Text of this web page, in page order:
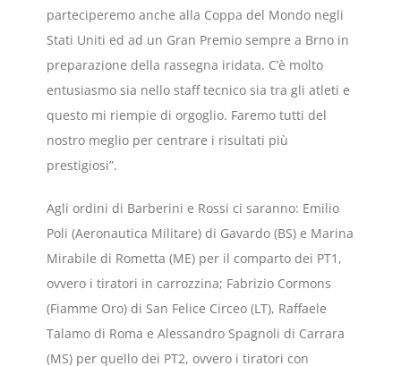
parteciperemo anche alla Coppa del Mondo negli
Stati Uniti ed ad un Gran Premio sempre a Brno in
preparazione della rassegna iridata. C’è molto
entusiasmo sia nello staff tecnico sia tra gli atleti e
questo mi riempie di orgoglio. Faremo tutti del
nostro meglio per centrare i risultati più
prestigiosi”.
Agli ordini di Barberini e Rossi ci saranno: Emilio
Poli (Aeronautica Militare) di Gavardo (BS) e Marina
Mirabile di Rometta (ME) per il comparto dei PT1,
ovvero i tiratori in carrozzina; Fabrizio Cormons
(Fiamme Oro) di San Felice Circeo (LT), Raffaele
Talamo di Roma e Alessandro Spagnoli di Carrara
(MS) per quello dei PT2, ovvero i tiratori con